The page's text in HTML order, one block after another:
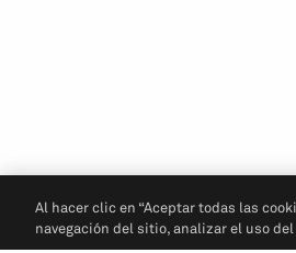
Al hacer clic en “Aceptar todas las
navegación del sitio, analizar el uso